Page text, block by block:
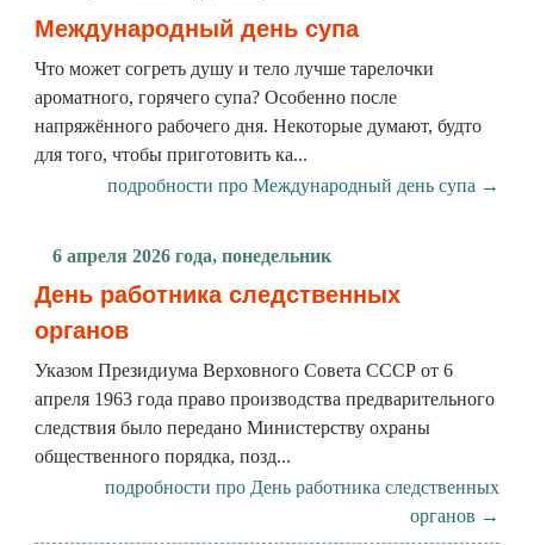
Международный день супа
Что может согреть душу и тело лучше тарелочки
ароматного, горячего супа? Особенно после
напряжённого рабочего дня. Некоторые думают, будто
для того, чтобы приготовить ка...
подробности про Международный день супа →
6 апреля 2026 года, понедельник
День работника следственных
органов
Указом Президиума Верховного Совета СССР от 6
апреля 1963 года право производства предварительного
следствия было передано Министерству охраны
общественного порядка, позд...
подробности про День работника следственных
органов →